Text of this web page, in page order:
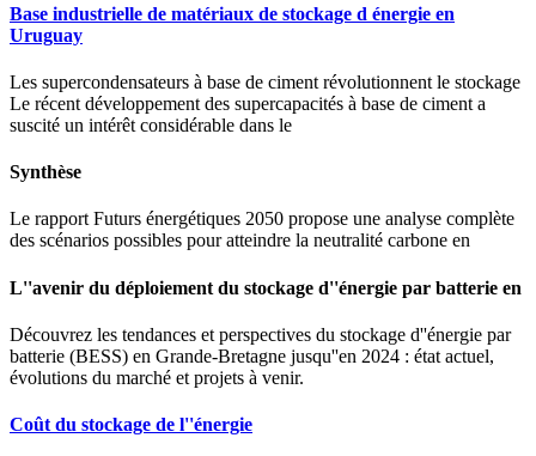
Base industrielle de matériaux de stockage d énergie en
Uruguay
Les supercondensateurs à base de ciment révolutionnent le stockage
Le récent développement des supercapacités à base de ciment a
suscité un intérêt considérable dans le
Synthèse
Le rapport Futurs énergétiques 2050 propose une analyse complète
des scénarios possibles pour atteindre la neutralité carbone en
L''avenir du déploiement du stockage d''énergie par batterie en
Découvrez les tendances et perspectives du stockage d''énergie par
batterie (BESS) en Grande-Bretagne jusqu''en 2024 : état actuel,
évolutions du marché et projets à venir.
Coût du stockage de l''énergie